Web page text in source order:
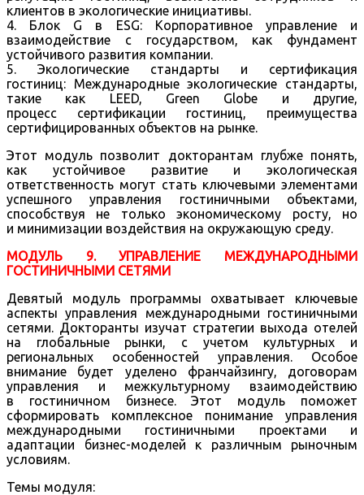
клиентов в экологические инициативы.
4. Блок G в ESG: Корпоративное управление и
взаимодействие с государством, как фундамент
устойчивого развития компании.
5. Экологические стандарты и сертификация
гостиниц: Международные экологические стандарты,
такие как LEED, Green Globe и другие,
процесс сертификации гостиниц, преимущества
сертифицированных объектов на рынке.
Этот модуль позволит докторантам глубже понять,
как устойчивое развитие и экологическая
ответственность могут стать ключевыми элементами
успешного управления гостиничными объектами,
способствуя не только экономическому росту, но
и минимизации воздействия на окружающую среду.
МОДУЛЬ 9. УПРАВЛЕНИЕ МЕЖДУНАРОДНЫМИ
ГОСТИНИЧНЫМИ СЕТЯМИ
Девятый модуль программы охватывает ключевые
аспекты управления международными гостиничными
сетями. Докторанты изучат стратегии выхода отелей
на глобальные рынки, с учетом культурных и
региональных особенностей управления. Особое
внимание будет уделено франчайзингу, договорам
управления и межкультурному взаимодействию
в гостиничном бизнесе. Этот модуль поможет
сформировать комплексное понимание управления
международными гостиничными проектами и
адаптации бизнес-моделей к различным рыночным
условиям.
Темы модуля: